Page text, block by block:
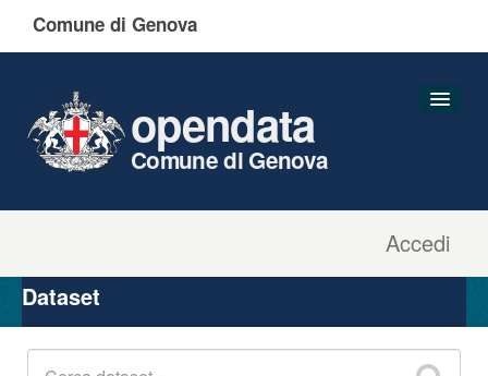
Comune di Genova
Accedi
opendata
Comune di Genova
Organizzazioni
Gruppi
Dataset